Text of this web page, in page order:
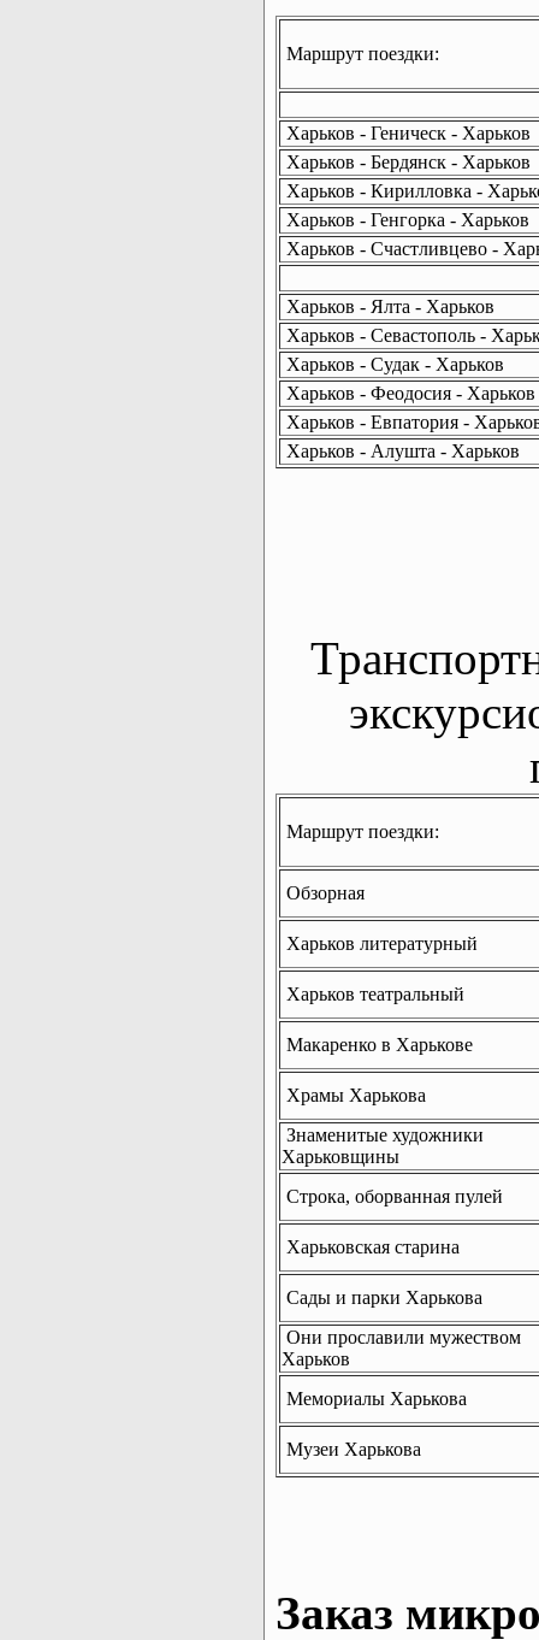
Маршрут поездки:
Харьков - Геническ - Харьков
Харьков - Бердянск - Харьков
Харьков - Кирилловка -
Харьков - Генгорка - Харьков
Харьков - Счастливцево -
Харьков - Ялта - Харьков
Харьков - Севастополь -
Харьков - Судак - Харьков
Харьков - Феодосия - Харьков
Харьков - Евпатория -
Харьков - Алушта - Харьков
Маршрут поездки:
Обзорная
Харьков литературный
Харьков театральный
Макаренко в Харькове
Храмы Харькова
Знаменитые художники
Харьковщины
Строка, оборванная пулей
Харьковская старина
Сады и парки Харькова
Они прославили мужеством
Харьков
Мемориалы Харькова
Музеи Харькова
Заказ